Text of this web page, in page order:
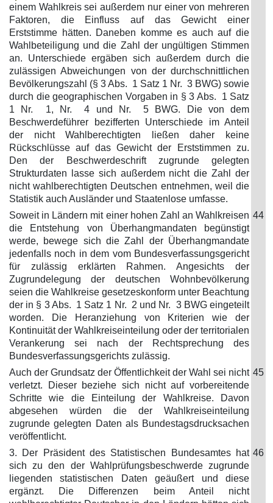
einem Wahlkreis sei außerdem nur einer von mehreren
Faktoren, die Einfluss auf das Gewicht einer
Erststimme hätten. Daneben komme es auch auf die
Wahlbeteiligung und die Zahl der ungültigen Stimmen
an. Unterschiede ergäben sich außerdem durch die
zulässigen Abweichungen von der durchschnittlichen
Bevölkerungszahl (§ 3 Abs. 1 Satz 1 Nr. 3 BWG) sowie
durch die geographischen Vorgaben in § 3 Abs. 1 Satz
1 Nr. 1, Nr. 4 und Nr. 5 BWG. Die von dem
Beschwerdeführer bezifferten Unterschiede im Anteil
der nicht Wahlberechtigten ließen daher keine
Rückschlüsse auf das Gewicht der Erststimmen zu.
Den der Beschwerdeschrift zugrunde gelegten
Strukturdaten lasse sich außerdem nicht die Zahl der
nicht wahlberechtigten Deutschen entnehmen, weil die
Statistik auch Ausländer und Staatenlose umfasse.
Soweit in Ländern mit einer hohen Zahl an Wahlkreisen
die Entstehung von Überhangmandaten begünstigt
werde, bewege sich die Zahl der Überhangmandate
jedenfalls noch in dem vom Bundesverfassungsgericht
für zulässig erklärten Rahmen. Angesichts der
Zugrundelegung der deutschen Wohnbevölkerung
seien die Wahlkreise gesetzeskonform unter Beachtung
der in § 3 Abs. 1 Satz 1 Nr. 2 und Nr. 3 BWG eingeteilt
worden. Die Heranziehung von Kriterien wie der
Kontinuität der Wahlkreiseinteilung oder der territorialen
Verankerung sei nach der Rechtsprechung des
Bundesverfassungsgerichts zulässig.
44
Auch der Grundsatz der Öffentlichkeit der Wahl sei nicht
verletzt. Dieser beziehe sich nicht auf vorbereitende
Schritte wie die Einteilung der Wahlkreise. Davon
abgesehen würden die der Wahlkreiseinteilung
zugrunde gelegten Daten als Bundestagsdrucksachen
veröffentlicht.
45
3. Der Präsident des Statistischen Bundesamtes hat
sich zu den der Wahlprüfungsbeschwerde zugrunde
liegenden statistischen Daten geäußert und diese
ergänzt. Die Differenzen beim Anteil nicht
46